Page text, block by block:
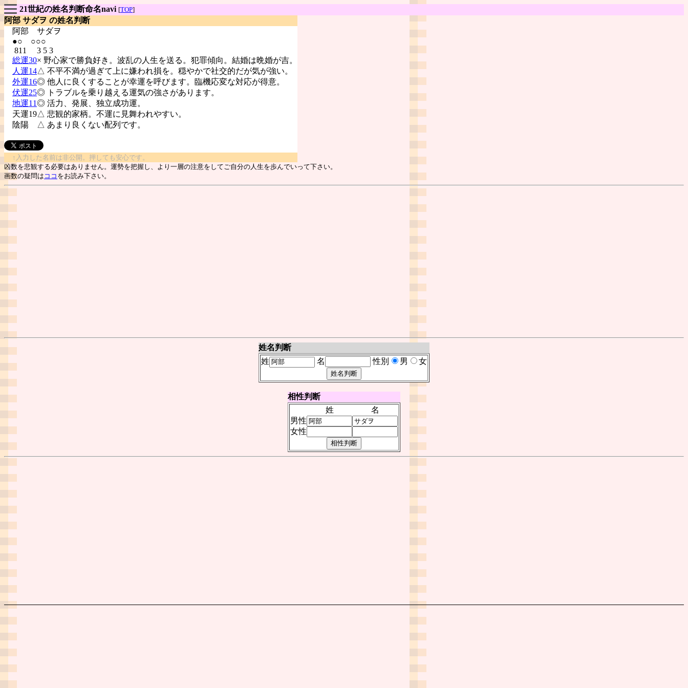
21世紀の姓名判断命名navi [TOP]
阿部 サダヲ の姓名判断
阿部 サダヲ
●○ ○○○
811 3 5 3
総運30× 野心家で勝負好き。波乱の人生を送る。犯罪傾向。結婚は晩婚が吉。
人運14△ 不平不満が過ぎて上に嫌われ損を。穏やかで社交的だが気が強い。
外運16◎ 他人に良くすることが幸運を呼びます。臨機応変な対応が得意。
伏運25◎ トラブルを乗り越える運気の強さがあります。
地運11◎ 活力、発展、独立成功運。
天運19△ 悲観的家柄。不運に見舞われやすい。
陰陽
△ あまり良くない配列です。
↑入力した名前は非公開。押しても安心です。
凶数を悲観する必要はありません。運勢を把握し、より一層の注意をしてご自分の人生を歩んでいって下さい。
画数の疑問は ココ をお読み下さい。
姓名判断
姓
名 性別 男 女
相性判断
姓
名
男性
女性